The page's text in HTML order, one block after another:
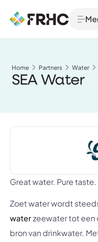
Home Partners Water
SEA Water
Great water. Pure taste.
Zoet water wordt
waterzeewater tot een
bron van drinkwater.